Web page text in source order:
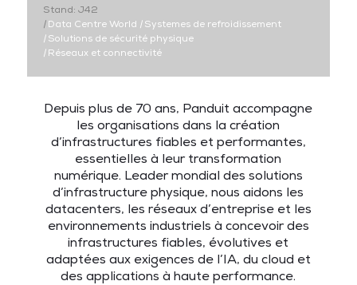
Stand: J42
|Data Centre World |Systemes de refroidissement
|Solutions de sécurité physique
|Réseaux et connectivité
Depuis plus de 70 ans, Panduit accompagne
les organisations dans la création
d’infrastructures fiables et performantes,
essentielles à leur transformation
numérique. Leader mondial des solutions
d’infrastructure physique, nous aidons les
datacenters, les réseaux d’entreprise et les
environnements industriels à concevoir des
infrastructures fiables, évolutives et
adaptées aux exigences de l’IA, du cloud et
des applications à haute performance.